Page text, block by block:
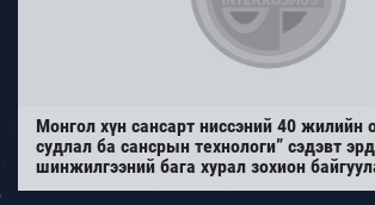
Монгол хүн сансарт ниссэний 40 жилийн
судлал ба сансрын технологи” сэдэвт
шинжилгээний бага хурал зохион